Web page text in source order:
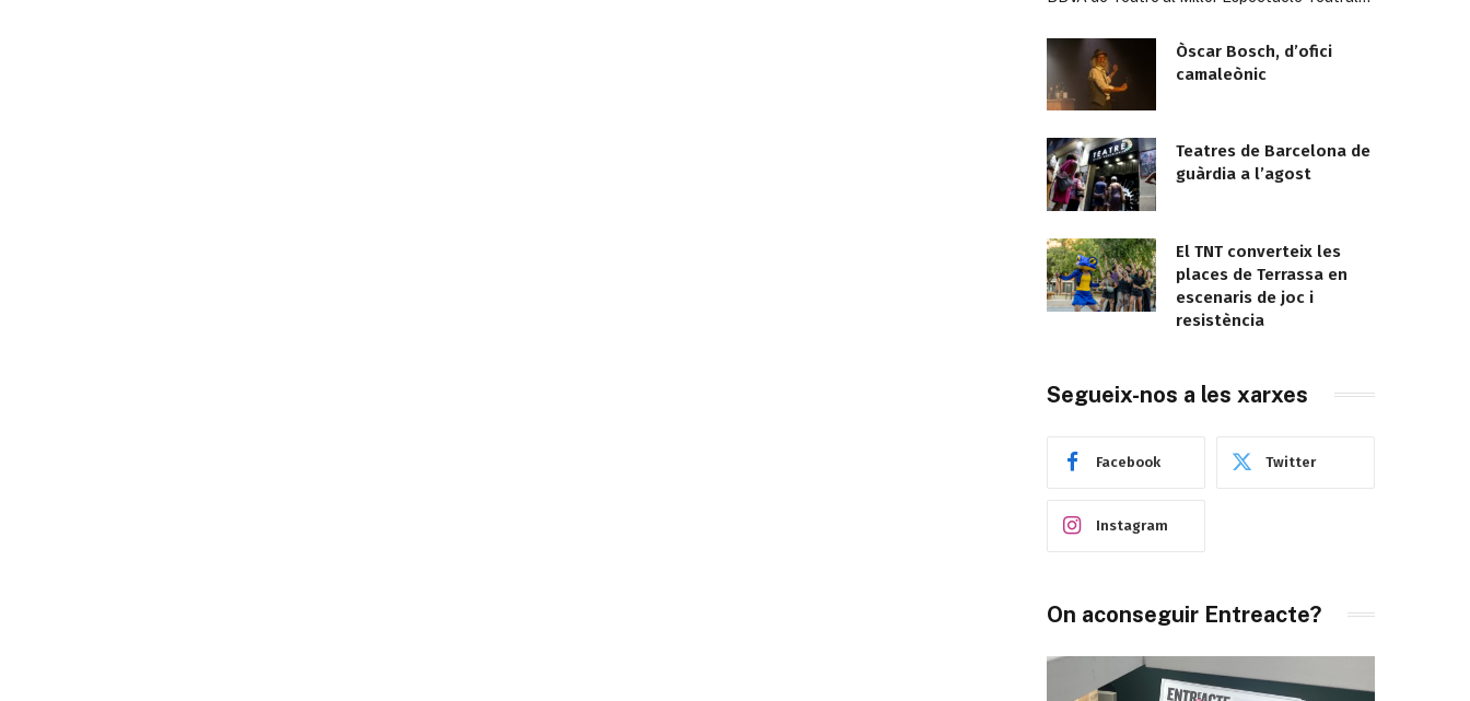
Òscar Bosch, d’ofici
camaleònic
Teatres de Barcelona de
guàrdia a l’agost
El TNT converteix les
places de Terrassa en
escenaris de joc i
resistència
Segueix-nos a les xarxes
Facebook Twitter
Instagram
On aconseguir Entreacte?